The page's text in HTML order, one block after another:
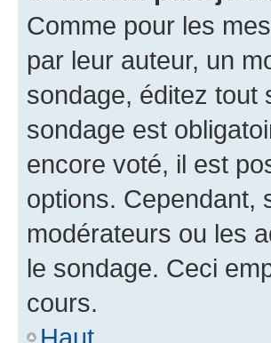
Comme pour les
par leur auteur, un
sondage, éditez tout
sondage est
encore voté, il est
options. Cependant,
modérateurs ou les
le sondage. Ceci
cours.
Haut